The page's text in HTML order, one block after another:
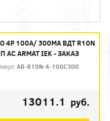
4P 100А/ 300МА ВДТ R10N
АC ARMAT IEK - ЗАКАЗ
AR-R10N-4-100C300
13011.1 руб.